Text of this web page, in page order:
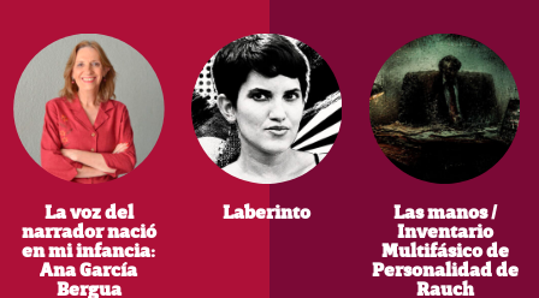
La voz del
narrador nació
en mi infancia:
Ana García
Bergua
Laberinto
Las manos /
Inventario
Multifásico de
Personalidad de
Rauch